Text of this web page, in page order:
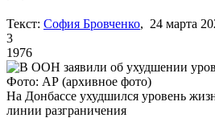
Текст: София Бровченко, 24 марта
3
1976
Фото: АР (архивное фото)
На Донбассе ухудшился уровень
линии разграничения